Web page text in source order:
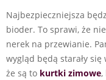
Najbezpieczniejsza
bioder. To sprawi, że
nerek na przewianie.
wygląd będą starały
że są to kurtki zimowe,